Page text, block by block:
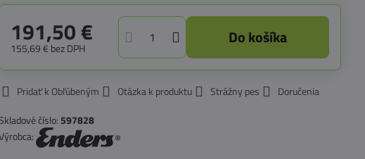
191,50 €
155,69 € bez DPH
Do košíka
Pridať k Obľúbeným Otázka k produktu Strážny pes
Doručenia
číslo: 597828